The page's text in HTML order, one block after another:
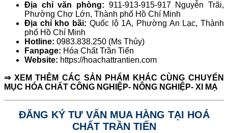
Địa chỉ văn phòng: 911-913-915-917 Nguyễn Trãi,
Phường Chợ Lớn, Thành phố Hồ Chí Minh
Địa chỉ kho bãi: Quốc lộ 1A, Phường An Lạc, Thành
phố Hồ Chí Minh
Hotline: 0983.838.250 (Ms Thủy)
Fanpage: Hóa Chất Trần Tiến
Website: https://hoachattrantien.com
⇒ XEM THÊM CÁC SẢN PHẨM KHÁC CÙNG CHUYỂN
MỤC HÓA CHẤT CÔNG NGHIỆP- NÔNG NGHIỆP- XI MẠ
ĐĂNG KÝ TƯ VẤN MUA HÀNG TẠI HOÁ
CHẤT TRẦN TIẾN